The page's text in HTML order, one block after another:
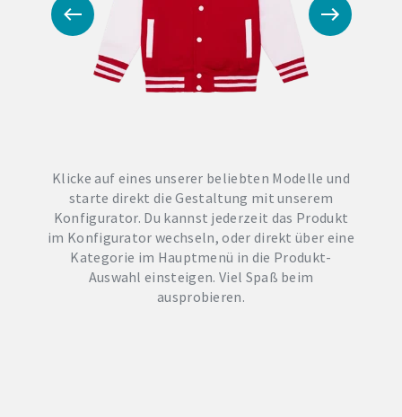
Klicke auf eines unserer beliebten Modelle und
starte direkt die Gestaltung mit unserem
Konfigurator. Du kannst jederzeit das Produkt
im Konfigurator wechseln, oder direkt über eine
Kategorie im Hauptmenü in die Produkt-
Auswahl einsteigen. Viel Spaß beim
ausprobieren.